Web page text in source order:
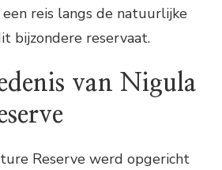
reis langs de natuurlijke
bijzondere reservaat.
van Nigula
Reserve werd opgericht